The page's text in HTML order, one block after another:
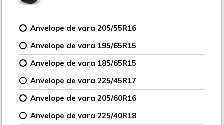
Anvelope de vara 205/55R16
Anvelope de vara 195/65R15
Anvelope de vara 185/65R15
Anvelope de vara 225/45R17
Anvelope de vara 205/60R16
Anvelope de vara 225/40R18